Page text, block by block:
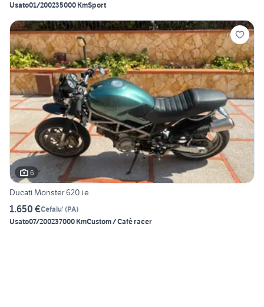
Usato01/200235000 KmSport
6
Ducati Monster 620 i.e.
1.650 €Cefalu' (PA)
Usato07/200237000 KmCustom / Café racer